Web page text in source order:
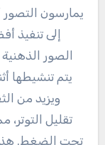
يمارسون التصور
إلى تنفيذ
الصور
يتم تنشيطها
ويزيد من
تقليل
تحت الضغط. هذه